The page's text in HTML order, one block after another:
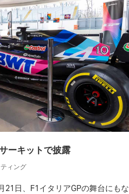
ーキットで披露
ィング
21日、F1イタリアGPの舞台にもな